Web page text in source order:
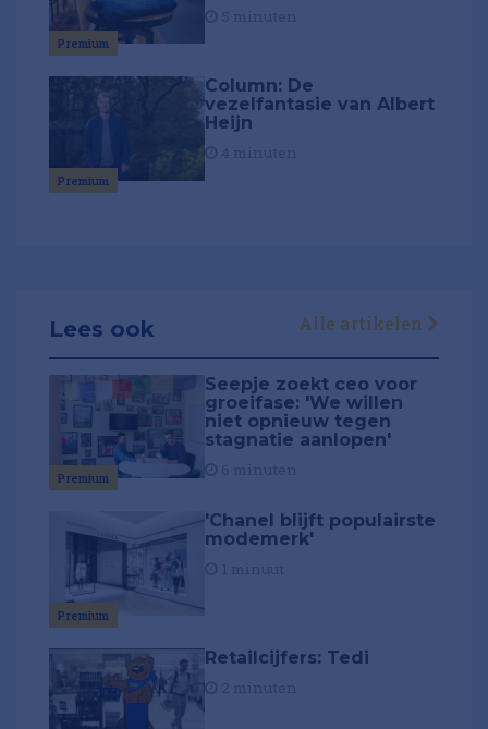
Premium
Premium
Column: De
vezelfantasie van Albert
Heijn
Lees ook Alle artikelen
Premium
Seepje zoekt ceo voor
groeifase: 'We willen
niet opnieuw tegen
stagnatie aanlopen'
Premium
'Chanel blijft populairste
modemerk'
Retailcijfers: Tedi